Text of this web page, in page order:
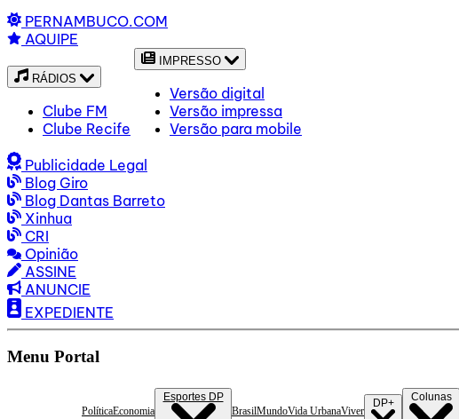
PERNAMBUCO.COM
AQUIPE
RÁDIOS
Clube FM
Clube Recife
IMPRESSO
Versão digital
Versão impressa
Versão para mobile
Publicidade Legal
Blog Giro
Blog Dantas Barreto
Xinhua
CRI
Opinião
ASSINE
ANUNCIE
EXPEDIENTE
Menu Portal
PolíticaEconomia
Esportes DP
BrasilMundoVida UrbanaViver
DP+ Colunas